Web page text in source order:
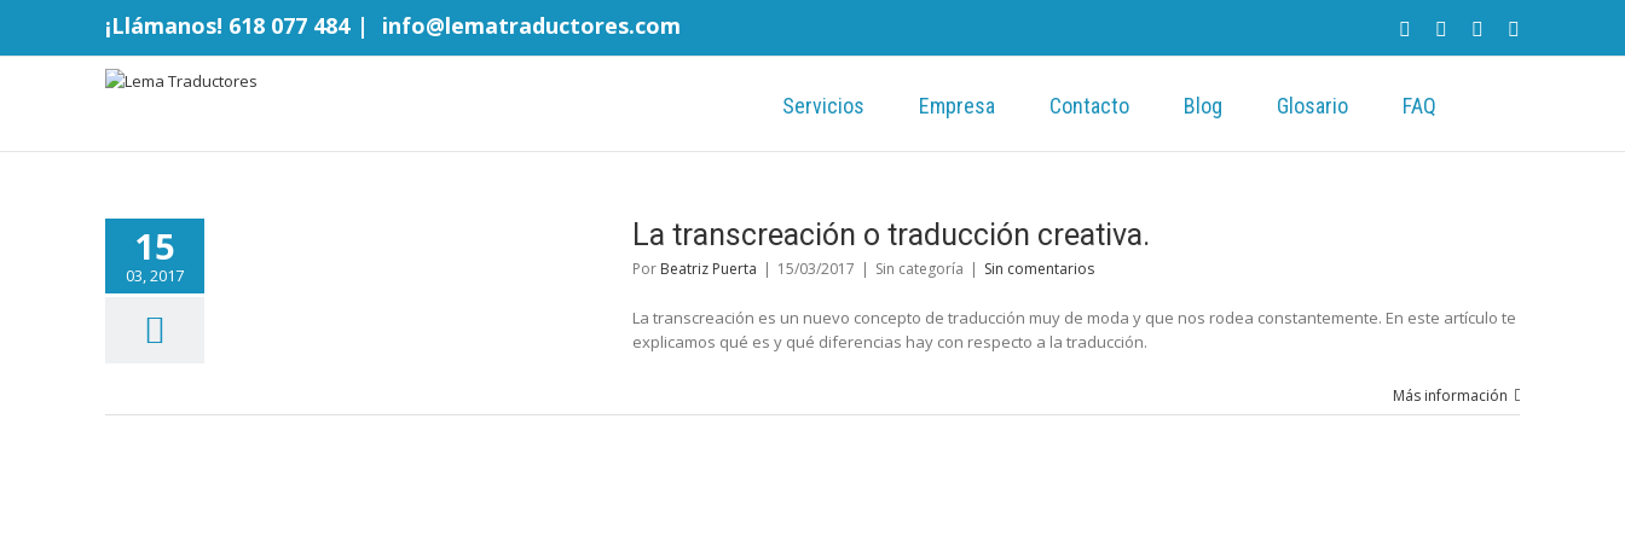
¡Llámanos! 618 077 484 | info@lematraductores.com
Servicios Empresa Contacto Blog Glosario FAQ
15
03, 2017
La transcreación o traducción creativa.
Por Beatriz Puerta | 15/03/2017 | Sin categoría | Sin comentarios
La transcreación es un nuevo concepto de traducción muy de moda y que nos rodea constantemente. En este artículo te
explicamos qué es y qué diferencias hay con respecto a la traducción.
Más información